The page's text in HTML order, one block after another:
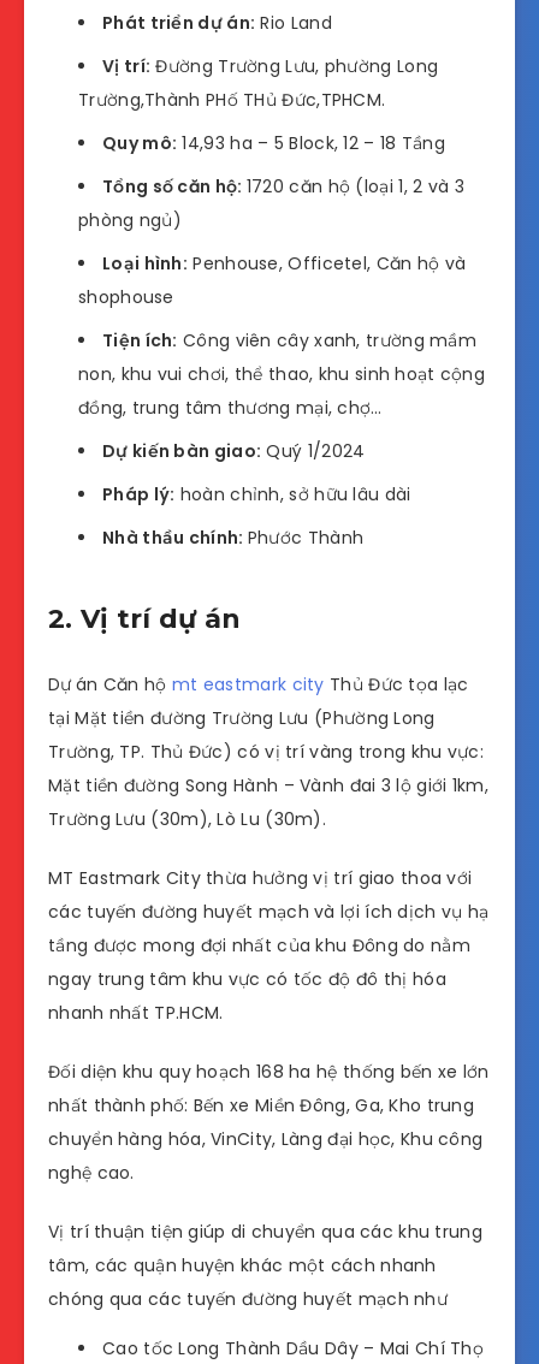
Phát triển dự án: Rio Land
Vị trí: Đường Trường Lưu, phường Long
Trường,Thành PHố THủ Đức,TPHCM.
Quy mô: 14,93 ha – 5 Block, 12 – 18 Tầng
Tổng số căn hộ: 1720 căn hộ (loại 1, 2 và 3
phòng ngủ)
Loại hình: Penhouse, Officetel, Căn hộ và
shophouse
Tiện ích: Công viên cây xanh, trường mầm
non, khu vui chơi, thể thao, khu sinh hoạt cộng
đồng, trung tâm thương mại, chợ…
Dự kiến bàn giao: Quý 1/2024
Pháp lý: hoàn chỉnh, sở hữu lâu dài
Nhà thầu chính: Phước Thành
2. Vị trí dự án
Dựán Căn hộ mt eastmark city Thủ Đức tọa lạc
tại Mặt tiền đường Trường Lưu (Phường Long
Trường, TP. Thủ Đức) có vị trí vàng trong khu vực:
Mặt tiền đường Song Hành – Vành đai 3 lộ giới 1km,
Trường Lưu (30m), Lò Lu (30m).
MT Eastmark City thừa hưởng vị trí giao thoa với
các tuyến đường huyết mạch và lợi ích dịch vụ hạ
tầng được mong đợi nhất của khu Đông do nằm
ngay trung tâm khu vực có tốc độ đô thị hóa
nhanh nhất TP.HCM.
Đối diện khu quy hoạch 168 ha hệ thống bến xe lớn
nhất thành phố: Bến xe Miền Đông, Ga, Kho trung
chuyển hàng hóa, VinCity, Làng đại học, Khu công
nghệ cao.
Vị trí thuận tiện giúp di chuyển qua các khu trung
tâm, các quận huyện khác một cách nhanh
chóng qua các tuyến đường huyết mạch như
Cao tốc Long Thành Dầu Dây – Mai Chí Thọ